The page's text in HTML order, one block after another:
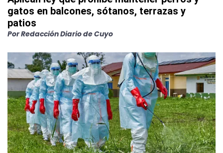
gatos en balcones, sótanos, terrazas y
patios
PorRedacción Diario de Cuyo